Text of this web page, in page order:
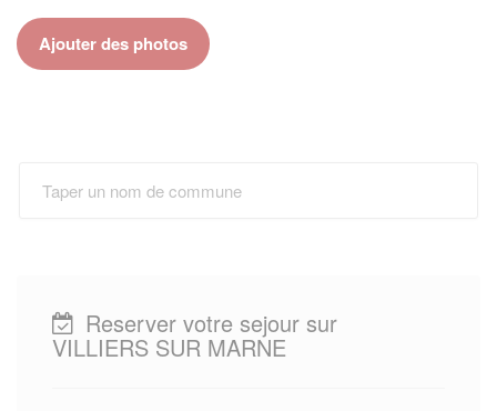
Ajouter des photos
Reserver votre sejour sur
VILLIERS SUR MARNE